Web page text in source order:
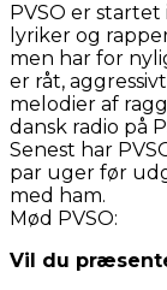
PVSO er
lyriker og
men har for
er råt,
melodier af
dansk radio på
Senest har
par uger før
med ham.
Mød PVSO:
Vil du